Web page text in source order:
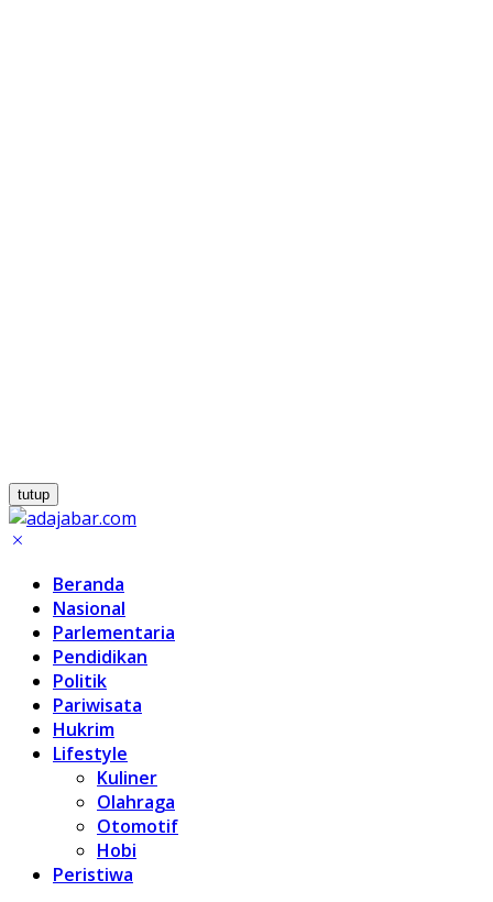
tutup
Beranda
Nasional
Parlementaria
Pendidikan
Politik
Pariwisata
Hukrim
Lifestyle
Kuliner
Olahraga
Otomotif
Hobi
Peristiwa